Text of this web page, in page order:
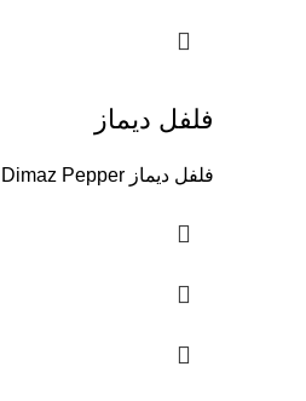
فلفل دیماز
فلفل دیماز Dimaz Pepper قابلیت برداشت ۵۰-۶۰ : روز پس از انتقال نشاء شکل میوه : کشیده بلند به طول